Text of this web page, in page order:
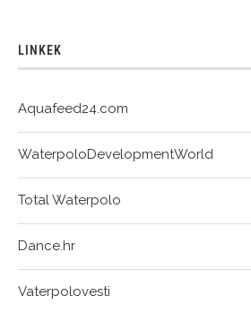
LINKEK
Aquafeed24.com
WaterpoloDevelopmentWorld
Total Waterpolo
Dance.hr
Vaterpolovesti